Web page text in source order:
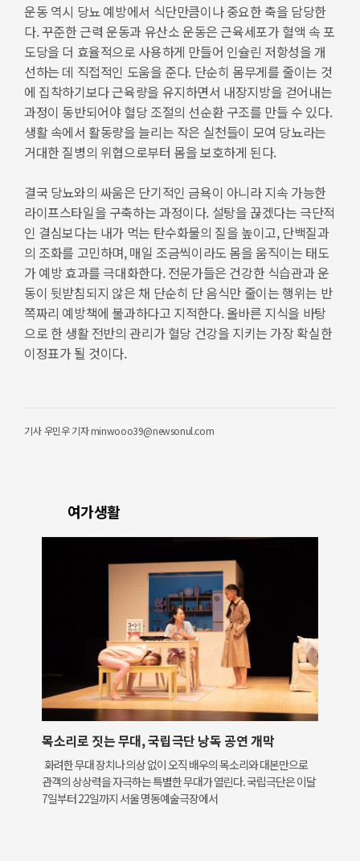
운동 역시 당뇨 예방에서 식단만큼이나 중요한 축을 담당한
다. 꾸준한 근력 운동과 유산소 운동은 근육세포가 혈액 속 포
도당을 더 효율적으로 사용하게 만들어 인슐린 저항성을 개
선하는 데 직접적인 도움을 준다. 단순히 몸무게를 줄이는 것
에 집착하기보다 근육량을 유지하면서 내장지방을 걷어내는
과정이 동반되어야 혈당 조절의 선순환 구조를 만들 수 있다.
생활 속에서 활동량을 늘리는 작은 실천들이 모여 당뇨라는
거대한 질병의 위협으로부터 몸을 보호하게 된다.
결국 당뇨와의 싸움은 단기적인 금욕이 아니라 지속 가능한
라이프스타일을 구축하는 과정이다. 설탕을 끊겠다는 극단적
인 결심보다는 내가 먹는 탄수화물의 질을 높이고, 단백질과
의 조화를 고민하며, 매일 조금씩이라도 몸을 움직이는 태도
가 예방 효과를 극대화한다. 전문가들은 건강한 식습관과 운
동이 뒷받침되지 않은 채 단순히 단 음식만 줄이는 행위는 반
쪽짜리 예방책에 불과하다고 지적한다. 올바른 지식을 바탕
으로 한 생활 전반의 관리가 혈당 건강을 지키는 가장 확실한
이정표가 될 것이다.
기사우민우 기자 minwooo39@newsonul.com
여가생활
목소리로 짓는 무대, 국립극단 낭독 공연 개막
화려한 무대 장치나 의상 없이 오직 배우의 목소리와 대본만으로
관객의 상상력을 자극하는 특별한 무대가 열린다. 국립극단은 이달
7일부터 22일까지 서울 명동예술극장에서